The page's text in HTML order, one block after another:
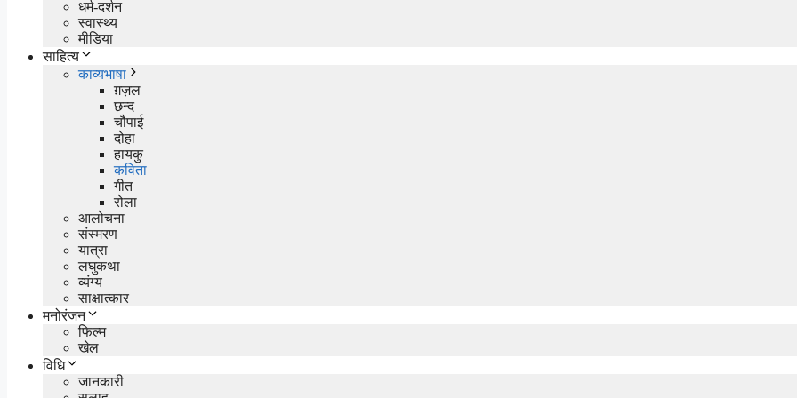
धर्म-दर्शन
स्वास्थ्य
मीडिया
साहित्य
काव्यभाषा
ग़ज़ल
छन्द
चौपाई
दोहा
हायकु
कविता
गीत
रोला
आलोचना
संस्मरण
यात्रा
लघुकथा
व्यंग्य
साक्षात्कार
मनोरंजन
फिल्म
खेल
विधि
जानकारी